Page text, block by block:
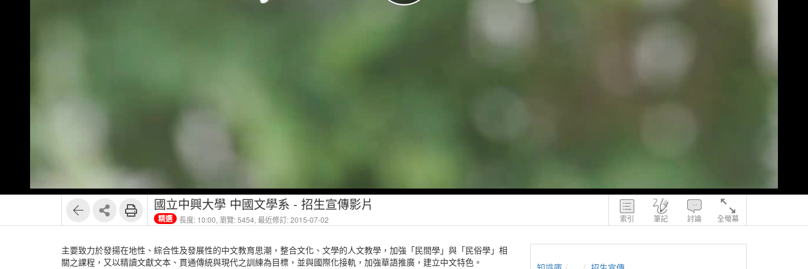
索引 筆記 討論 全螢幕
國立中興大學 中國文學系 - 招生宣傳影片
精選 長度: 10:00, 瀏覽: 5454, 最近修訂: 2015-07-02
主要致力於發揚在地性、綜合性及發展性的中文教育思潮，整合文化、文學的人文教學，加­強「民間學」與「民俗學」相
關之課程，又以精讀文獻文本、貫通傳統與現代之訓練為目標­，並與國際化接軌，加強華語推廣，建立中文特色。